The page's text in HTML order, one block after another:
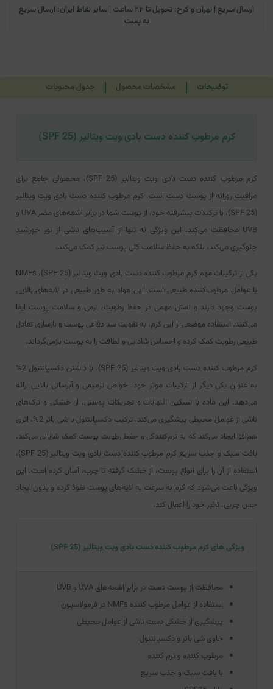
ارسال سریع | تهران و کرج: تحویل تا ۲۴ ساعت | سایر نقاط ایران: ارسال سریع
به پست
توضیحات مشخصات محصول جدول محتویات
کرم مرطوب کننده دست بادی ویت ویتالیر (SPF 25)
کرم مرطوب کننده دست بادی ویت ویتالیر (SPF 25)، محصولی جامع برای
مراقبت روزانه از پوست دست است. کرم مرطوب کننده دست بادی ویت ویتالیر
(SPF 25)، با ترکیبات پیشرفته خود، از پوست شما در برابر اشعه‌های مضر UVA و
UVB محافظت می‌کند. این ویژگی نه تنها از آسیب‌های ناشی از نور خورشید
جلوگیری می‌کند، بلکه به حفظ سلامت کلی پوست نیز کمک می‌کند.
یکی از ترکیبات مهم کرم مرطوب کننده دست بادی ویت ویتالیر (SPF 25)
، NMFs
یا عوامل مرطوب‌کننده طبیعی است. این مواد به طور طبیعی در لایه‌های بالایی
پوست وجود دارند و نقش مهمی در حفظ رطوبت، نرمی و سلامت پوست ایفا
می‌کنند. استفاده موضعی از این کرم، به تقویت سد دفاعی پوست و بازسازی تعادل
طبیعی رطوبت کمک کرده و احساس شادابی و لطافت را به پوست بازمی‌گرداند.
کرم مرطوب کننده دست بادی ویت ویتالیر (SPF 25)، با داشتن دکسپانتنول 2%
به عنوان یکی دیگر از ترکیبات موثر خود، خواص ترمیمی و آبرسانی بالایی ارائه
می‌دهد. این ماده با تسکین التهابات و تحریکات پوستی، از خشکی و ترک‌های
ناشی از عوامل محیطی پیشگیری می‌کند. ترکیب دکسپانتنول با شی باتر 2%، اثری
هم‌افزا ایجاد می‌کند که به نرم‌کنندگی و حفظ رطوبت پوست کمک شایانی می‌کند.
بافت سبک و جذب سریع کرم مرطوب کننده دست بادی ویت ویتالیر (SPF 25)،
استفاده از آن را برای انواع پوست، از خشک گرفته تا چرب، آسان کرده است. این
ویژگی باعث می‌شود که کرم به سرعت به لایه‌های پوست نفوذ کرده و بدون ایجاد
حس چربی، تاثیر خود را اعمال کند.
ویژگی های کرم مرطوب کننده دست بادی ویت ویتالیر (SPF 25)
محافظت از پوست دست در برابر اشعه‌های UVA و UVB
استفاده از عوامل مرطوب کننده NMFs در فرمولاسیون
پیشگیری از خشکی دست ناشی از عوامل محیطی
حاوی شی باتر و دکسپانتنول
مرطوب کننده و نرم کننده
با بافت سبک و جذب سریع